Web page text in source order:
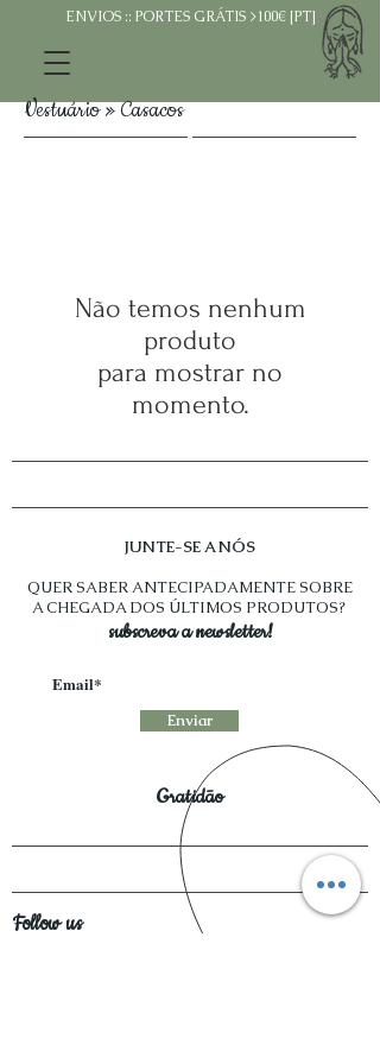
ENVIOS :: PORTES GRÁTIS >100€ [PT]
Vestuário » Casacos
Não temos nenhum
produto
para mostrar no
momento.
JUNTE-SE A NÓS
QUER SABER ANTECIPADAMENTE SOBRE
A CHEGADA DOS ÚLTIMOS PRODUTOS?
subscreva a newsletter!
Enviar
Gratidão
Follow us